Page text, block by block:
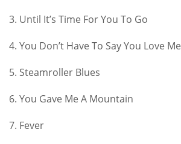
3. Until It’s Time For You To Go
4. You Don’t Have To Say You Love Me
5. Steamroller Blues
6. You Gave Me A Mountain
7. Fever